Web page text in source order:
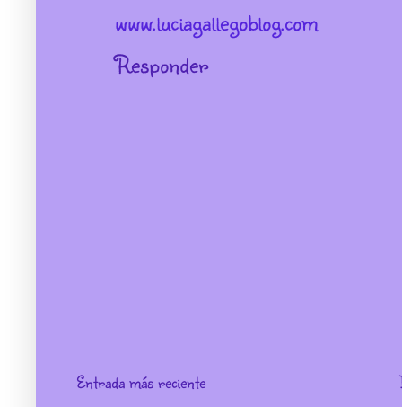
www.luciagallegoblog.com
Responder
Entrada más reciente